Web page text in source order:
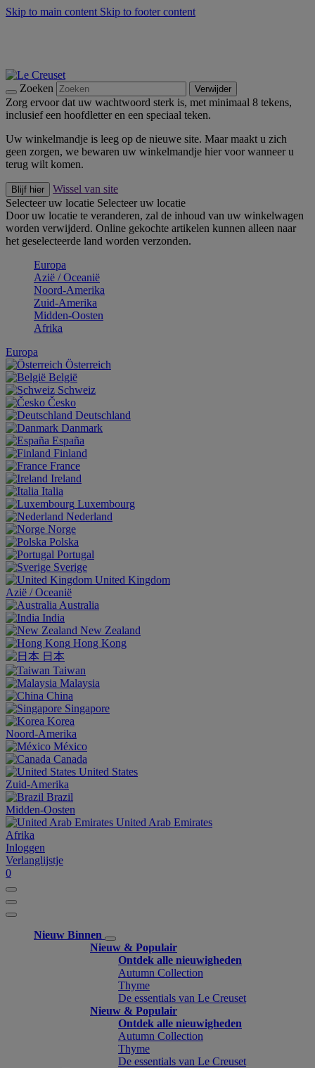
Skip to main content Skip to footer content
Zoeken Verwijder
Zorg ervoor dat uw wachtwoord sterk is, met minimaal 8 tekens,
inclusief een hoofdletter en een speciaal teken.
Uw winkelmandje is leeg op de nieuwe site. Maar maakt u zich
geen zorgen, we bewaren uw winkelmandje hier voor wanneer u
terug wilt komen.
Blijf hier
Wissel van site
Selecteer uw locatie Selecteer uw locatie
Door uw locatie te veranderen, zal de inhoud van uw winkelwagen
worden verwijderd. Online gekochte artikelen kunnen alleen naar
het geselecteerde land worden verzonden.
Europa
Aziё / Oceaniё
Noord-Amerika
Zuid-Amerika
Midden-Oosten
Afrika
Europa
Österreich
België
Schweiz
Česko
Deutschland
Danmark
España
Finland
France
Ireland
Italia
Luxembourg
Nederland
Norge
Polska
Portugal
Sverige
United Kingdom
Aziё / Oceaniё
Australia
India
New Zealand
Hong Kong
日本
Taiwan
Malaysia
China
Singapore
Korea
Noord-Amerika
México
Canada
United States
Zuid-Amerika
Brazil
Midden-Oosten
United Arab Emirates
Afrika
Inloggen
Verlanglijstje
0
Nieuw Binnen
Nieuw & Populair
Ontdek alle nieuwigheden
Autumn Collection
Thyme
De essentials van Le Creuset
Nieuw & Populair
Ontdek alle nieuwigheden
Autumn Collection
Thyme
De essentials van Le Creuset